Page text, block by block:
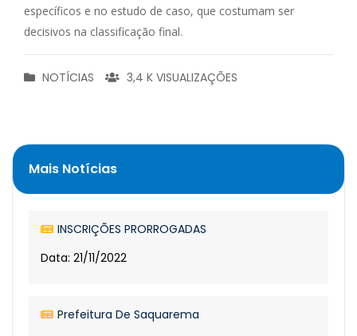
específicos e no estudo de caso, que costumam ser
decisivos na classificação final.
NOTÍCIAS 3,4 K VISUALIZAÇÕES
Mais Notícias
INSCRIÇÕES PRORROGADAS
Data: 21/11/2022
Prefeitura De Saquarema